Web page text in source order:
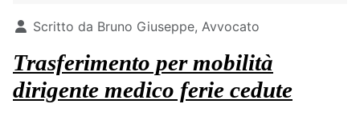
Dettagli
Scritto da Bruno Giuseppe, Avvocato
Trasferimento per mobilità
dirigente medico ferie cedute